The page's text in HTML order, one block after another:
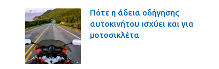
Πότε η άδεια οδήγησης
αυτοκινήτου ισχύει και για
μοτοσικλέτα